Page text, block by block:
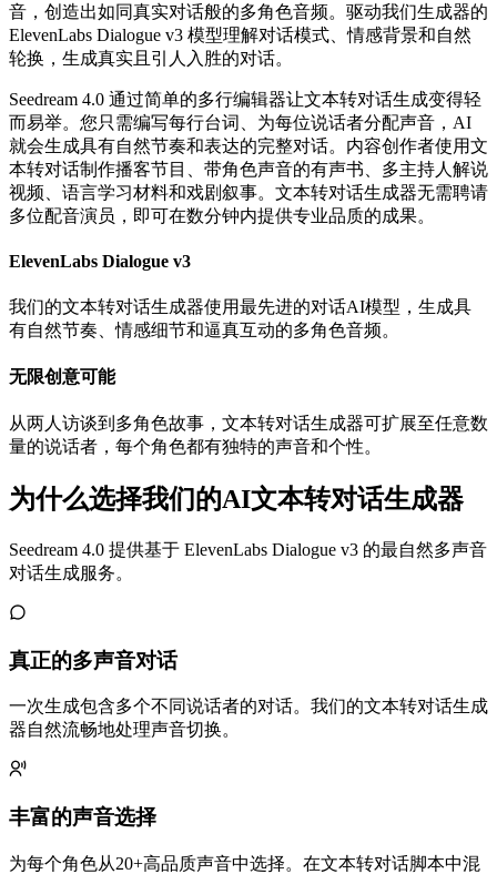
音，创造出如同真实对话般的多角色音频。驱动我们生成器的
ElevenLabs Dialogue v3 模型理解对话模式、情感背景和自然
轮换，生成真实且引人入胜的对话。
Seedream 4.0 通过简单的多行编辑器让文本转对话生成变得轻
而易举。您只需编写每行台词、为每位说话者分配声音，AI
就会生成具有自然节奏和表达的完整对话。内容创作者使用文
本转对话制作播客节目、带角色声音的有声书、多主持人解说
视频、语言学习材料和戏剧叙事。文本转对话生成器无需聘请
多位配音演员，即可在数分钟内提供专业品质的成果。
ElevenLabs Dialogue v3
我们的文本转对话生成器使用最先进的对话AI模型，生成具
有自然节奏、情感细节和逼真互动的多角色音频。
无限创意可能
从两人访谈到多角色故事，文本转对话生成器可扩展至任意数
量的说话者，每个角色都有独特的声音和个性。
为什么选择我们的AI文本转对话生成器
Seedream 4.0 提供基于 ElevenLabs Dialogue v3 的最自然多声音
对话生成服务。
真正的多声音对话
一次生成包含多个不同说话者的对话。我们的文本转对话生成
器自然流畅地处理声音切换。
丰富的声音选择
为每个角色从20+高品质声音中选择。在文本转对话脚本中混